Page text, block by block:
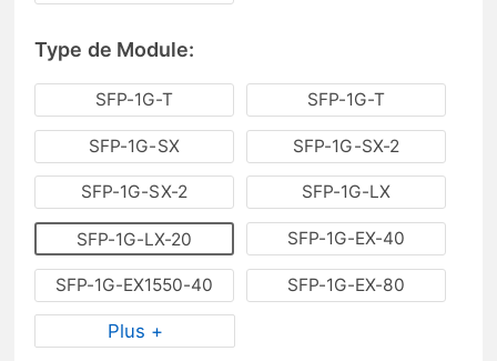
Type de Module:
SFP-1G-T SFP-1G-T
SFP-1G-SX SFP-1G-SX-2
SFP-1G-SX-2 SFP-1G-LX
SFP-1G-LX-20 SFP-1G-EX-40
SFP-1G-EX1550-40 SFP-1G-EX-80
Plus +